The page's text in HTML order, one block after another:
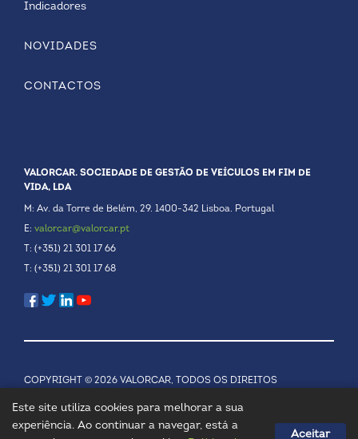
Indicadores
NOVIDADES
CONTACTOS
VALORCAR. SOCIEDADE DE GESTÃO DE VEÍCULOS EM FIM DE
VIDA, LDA
M: Av. da Torre de Belém, 29. 1400-342 Lisboa. Portugal
E: valorcar@valorcar.pt
T: (+351) 21 301 17 66
T: (+351) 21 301 17 68
COPYRIGHT © 2026 VALORCAR, TODOS OS DIREITOS
Este site utiliza cookies para melhorar a sua
experiência. Ao continuar a navegar, está a
Aceitar